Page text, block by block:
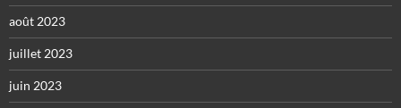
août 2023
juillet 2023
juin 2023